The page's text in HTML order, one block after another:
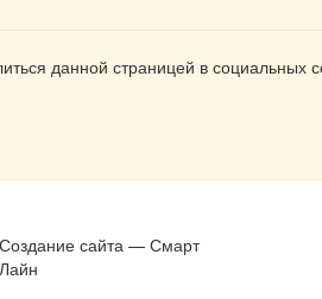
данной страницей в социальных
Создание сайта — Смарт
Лайн